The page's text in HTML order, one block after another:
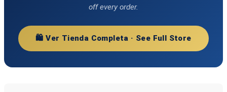
off every order.
🛍️ Ver Tienda Completa · See Full Store